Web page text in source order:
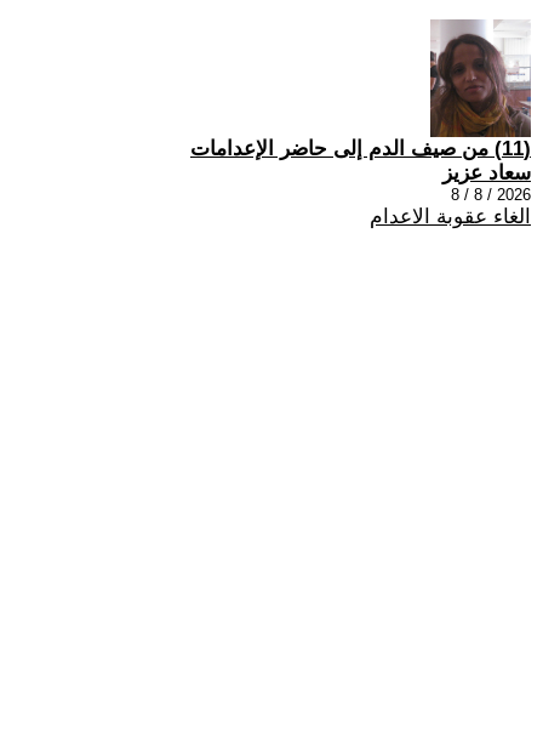
(11) من صيف الدم إلى حاضر الإعدامات
سعاد عزيز
2026 / 8 / 8
الغاء عقوبة الاعدام